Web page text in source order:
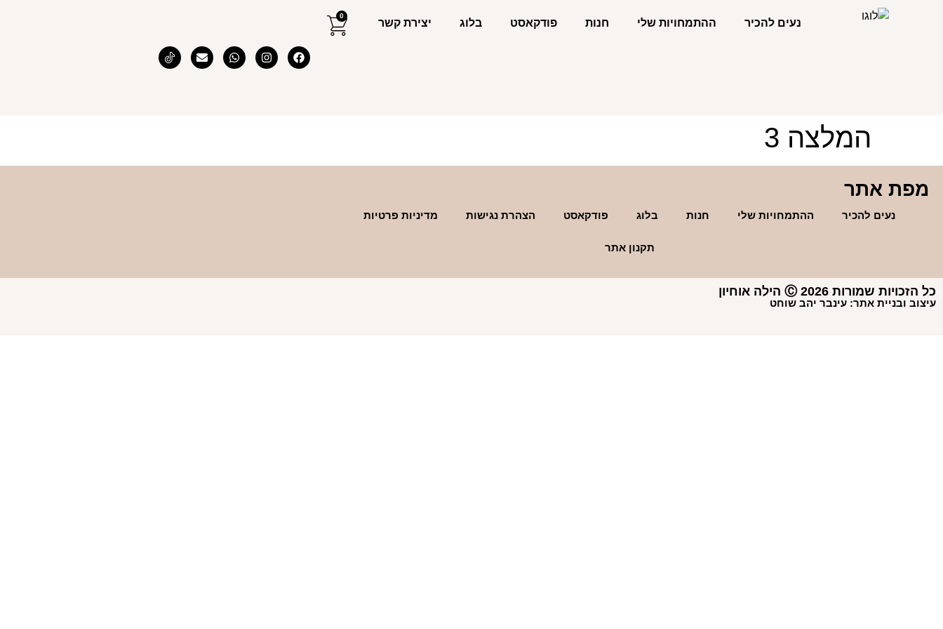
0
נעים להכיר ההתמחויות שלי חנות פודקאסט בלוג יצירת קשר
המלצה 3
מפת אתר
נעים להכיר ההתמחויות שלי חנות בלוג פודקאסט הצהרת נגישות מדיניות פרטיות
תקנון אתר
כל הזכויות שמורות Ⓒ 2026 הילה אוחיון
עיצוב ובניית אתר: עינבר יהב שוחט